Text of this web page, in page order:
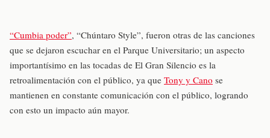
“Cumbia poder”, “Chúntaro Style”, fueron otras de las canciones
que se dejaron escuchar en el Parque Universitario; un aspecto
importantísimo en las tocadas de El Gran Silencio es la
retroalimentación con el público, ya que Tony y Cano se
mantienen en constante comunicación con el público, logrando
con esto un impacto aún mayor.